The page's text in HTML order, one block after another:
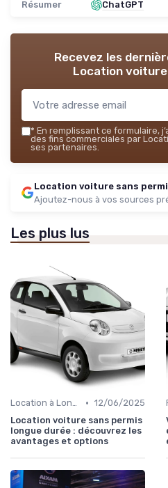
Résumer ChatGPT
Recevez les
Location
* En remplissant ce formulaire,
des fins commerciales par
ses partenaires.
Location voiture sans
Ajoutez-nous à vos sources
Les plus lus
Location à Long Terme • 12/06/2025
Location voiture sans permis
longue durée : découvrez les
avantages et options